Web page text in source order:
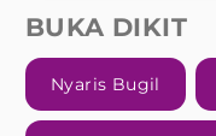
BUKA DIKIT
Nyaris Bugil